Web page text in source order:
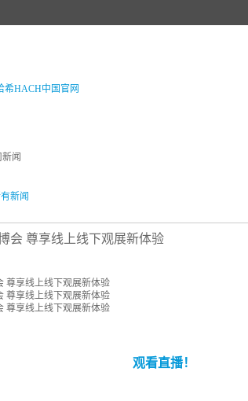
新闻
新闻
会 尊享线上线下观展新体验
观看直播！